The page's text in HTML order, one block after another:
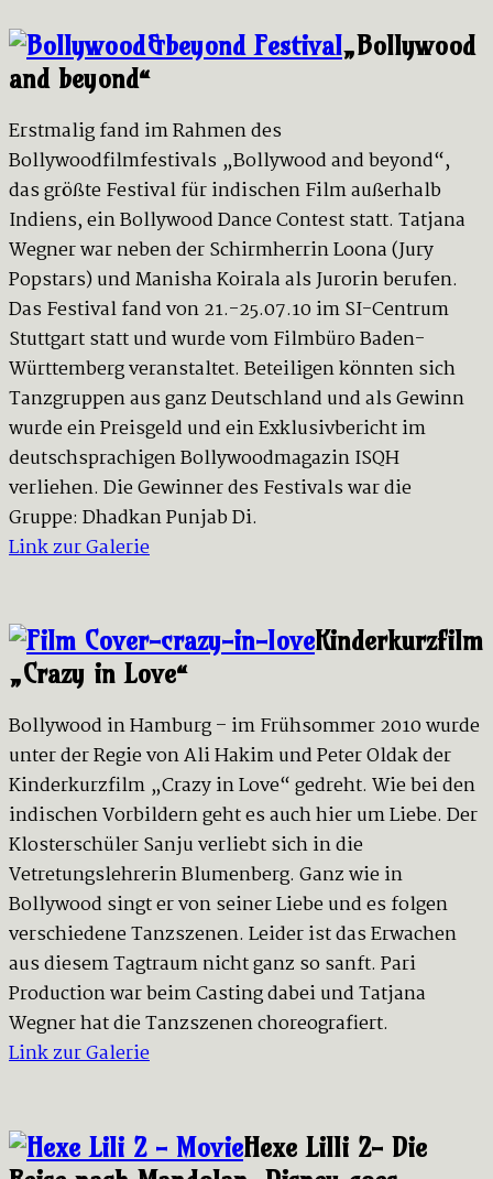
„Bollywood
and beyond“
Erstmalig fand im Rahmen des
Bollywoodfilmfestivals „Bollywood and beyond“,
das größte Festival für indischen Film außerhalb
Indiens, ein Bollywood Dance Contest statt. Tatjana
Wegner war neben der Schirmherrin Loona (Jury
Popstars) und Manisha Koirala als Jurorin berufen.
Das Festival fand von 21.-25.07.10 im SI-Centrum
Stuttgart statt und wurde vom Filmbüro Baden-
Württemberg veranstaltet. Beteiligen könnten sich
Tanzgruppen aus ganz Deutschland und als Gewinn
wurde ein Preisgeld und ein Exklusivbericht im
deutschsprachigen Bollywoodmagazin ISQH
verliehen. Die Gewinner des Festivals war die
Gruppe: Dhadkan Punjab Di.
Link zur Galerie
Kinderkurzfilm
„Crazy in Love“
Bollywood in Hamburg – im Frühsommer 2010 wurde
unter der Regie von Ali Hakim und Peter Oldak der
Kinderkurzfilm „Crazy in Love“ gedreht. Wie bei den
indischen Vorbildern geht es auch hier um Liebe. Der
Klosterschüler Sanju verliebt sich in die
Vetretungslehrerin Blumenberg. Ganz wie in
Bollywood singt er von seiner Liebe und es folgen
verschiedene Tanzszenen. Leider ist das Erwachen
aus diesem Tagtraum nicht ganz so sanft. Pari
Production war beim Casting dabei und Tatjana
Wegner hat die Tanzszenen choreografiert.
Link zur Galerie
Hexe Lilli 2- Die